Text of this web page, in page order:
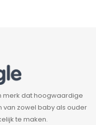
merk dat hoogwaardige
zowel baby als ouder
te maken.